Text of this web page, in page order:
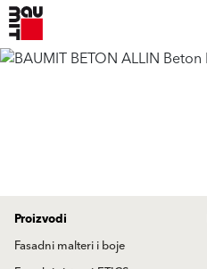
Proizvodi
Fasadni malteri i boje